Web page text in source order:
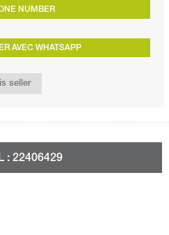
NUMBER
AVEC WHATSAPP
seller
: 22406429